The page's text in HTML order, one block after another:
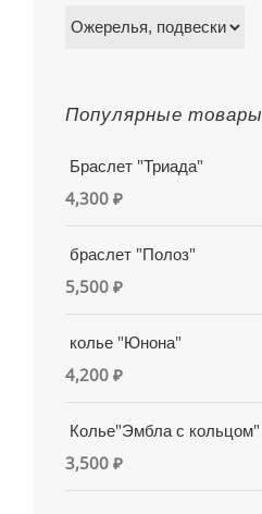
Популярные товары
Браслет "Триада"
4,300 ₽
браслет "Полоз"
5,500 ₽
колье "Юнона"
4,200 ₽
Колье"Эмбла с кольцом"
3,500 ₽